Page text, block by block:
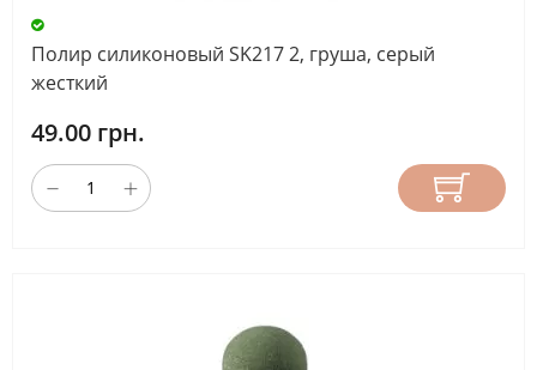
Полир силиконовый SK217 2, груша, серый
жесткий
49.00 грн.